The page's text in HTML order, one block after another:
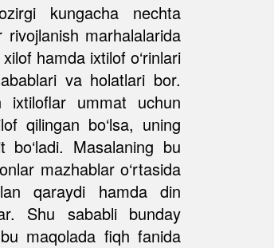
kungacha nechta
rivojlanish marhalalarida
hamda ixtilof o‘rinlari
va holatlari bor.
ixtiloflar ummat uchun
qilingan bo‘lsa, uning
Masalaning bu
mazhablar o‘rtasida
qaraydi hamda din
Shu sababli bunday
maqolada fiqh fanida